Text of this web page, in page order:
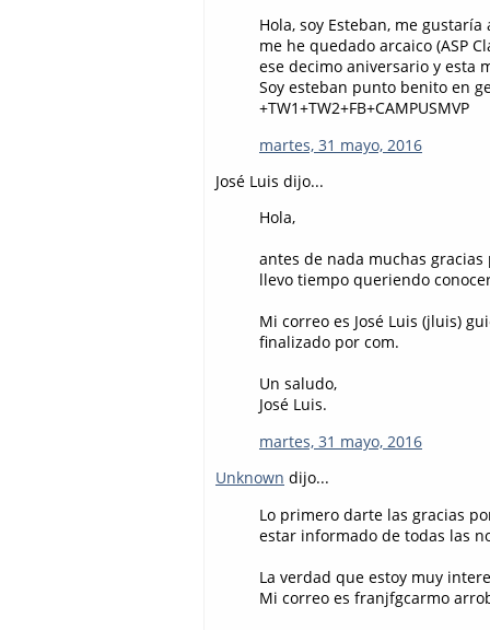
Hola, soy Esteban, me
me he quedado arcaico (ASP
ese decimo aniversario y esta
Soy esteban punto benito en
+TW1+TW2+FB+CAMPUSMVP
martes, 31 mayo, 2016
José Luis dijo...
Hola,
antes de nada muchas
llevo tiempo queriendo
Mi correo es José Luis (jluis)
finalizado por com.
Un saludo,
José Luis.
martes, 31 mayo, 2016
Unknown dijo...
Lo primero darte las gracias
estar informado de todas las
La verdad que estoy muy
Mi correo es franjfgcarmo